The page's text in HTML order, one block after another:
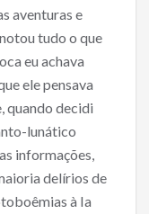
aventuras e
tudo o que
eu achava
ele pensava
quando decidi
lunático
informações,
delírios de
à Ia